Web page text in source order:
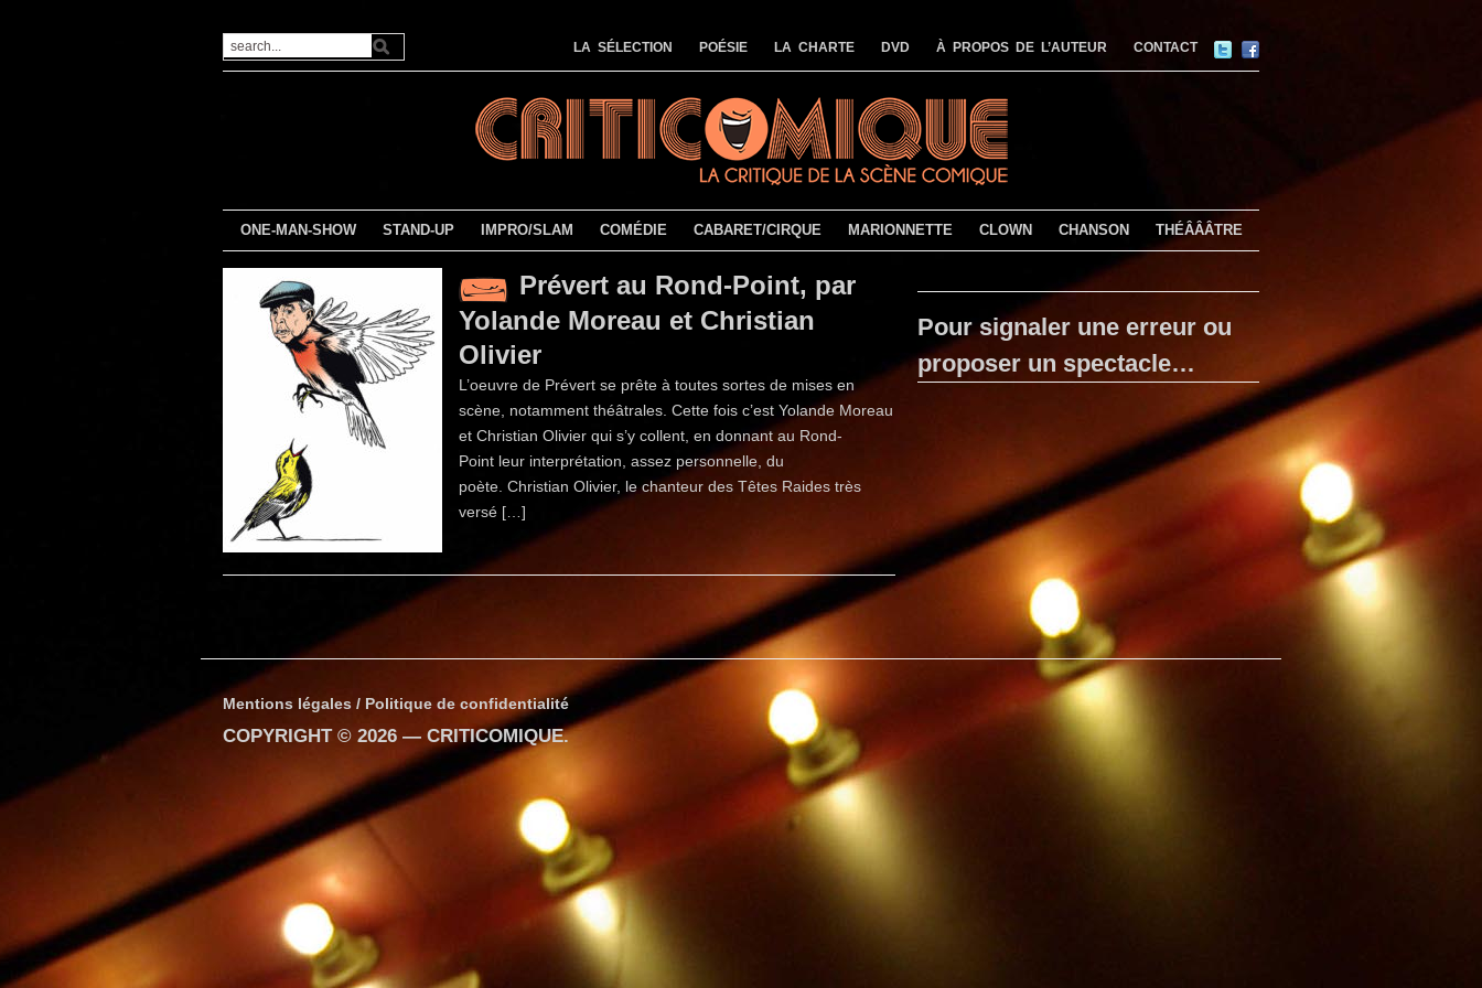
LA SÉLECTION POÉSIE LA CHARTE DVD À PROPOS DE L’AUTEUR CONTACT
ONE-MAN-SHOW STAND-UP IMPRO/SLAM COMÉDIE CABARET/CIRQUE MARIONNETTE CLOWN CHANSON THÉÂÂÂTRE
Prévert au Rond-Point, par
Yolande Moreau et Christian
Olivier
L’oeuvre de Prévert se prête à toutes sortes de mises en
scène, notamment théâtrales. Cette fois c’est Yolande Moreau
et Christian Olivier qui s’y collent, en donnant au Rond-
Point leur interprétation, assez personnelle, du
poète. Christian Olivier, le chanteur des Têtes Raides très
versé […]
Pour signaler une erreur ou
proposer un spectacle…
Mentions légales / Politique de confidentialité
COPYRIGHT © 2026 — CRITICOMIQUE.